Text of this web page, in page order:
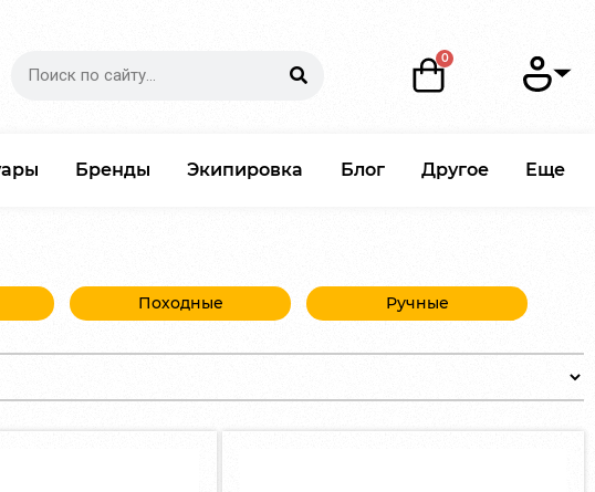
Бренды Экипировка Блог Другое Еще
Походные Ручные